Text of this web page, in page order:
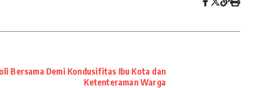
Bersama Demi Kondusifitas Ibu Kota dan
Ketenteraman Warga